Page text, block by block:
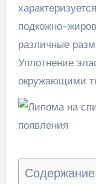
подкожно-
различные
Уплотнение
окружающими
Содержание